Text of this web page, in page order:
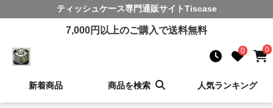
ティッシュケース専門通販サイトTiscase
7,000円以上のご購入で送料無料
0 0
新着商品 商品を検索 人気ランキング